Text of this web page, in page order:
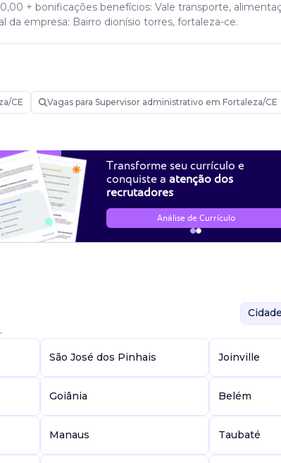
+ bonificações benefícios: Vale transporte,
da empresa: Bairro dionísio torres, fortaleza-ce.
diferencial); experiência com gestão de equipe,
ou alimentação; conhecimento básico em controle de
sistemas de delivery (como agilizone, izzyway, gestor
a rotina de delivery; organizar escalas de
dos pedidos; garantir o cumprimento dos padrões
operação (tempo de entrega, pedidos entregues, taxa
apoiar a equipe durante a operação; apoiar na gestão de
CE Vagas para Supervisor administrativo em Fortaleza/CE
Transforme seu currículo e
conquiste a atenção dos
recrutadores
Análise de Currículo
São José dos Pinhais Joinville
Goiânia Belém
Manaus Taubaté